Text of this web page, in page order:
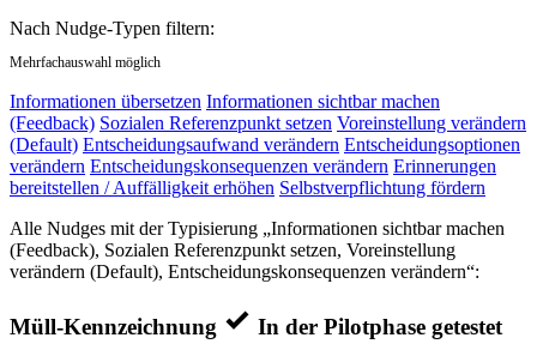
Nach Nudge-Typen filtern:
Mehrfachauswahl möglich
Informationen übersetzen Informationen sichtbar machen
(Feedback) Sozialen Referenzpunkt setzen Voreinstellung verändern
(Default) Entscheidungsaufwand verändern Entscheidungsoptionen
verändern Entscheidungskonsequenzen verändern Erinnerungen
bereitstellen / Auffälligkeit erhöhen Selbstverpflichtung fördern
Alle Nudges mit der Typisierung „Informationen sichtbar machen
(Feedback), Sozialen Referenzpunkt setzen, Voreinstellung
verändern (Default), Entscheidungskonsequenzen verändern“:
Müll-Kennzeichnung In der Pilotphase getestet